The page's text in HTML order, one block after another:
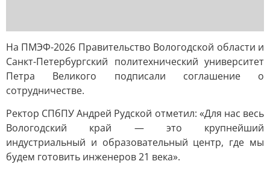
На ПМЭФ-2026 Правительство Вологодской области и
Санкт-Петербургский политехнический университет
Петра Великого подписали соглашение о
сотрудничестве.
Ректор СПбПУ Андрей Рудской отметил: «Для нас весь
Вологодский край — это крупнейший
индустриальный и образовательный центр, где мы
будем готовить инженеров 21 века».